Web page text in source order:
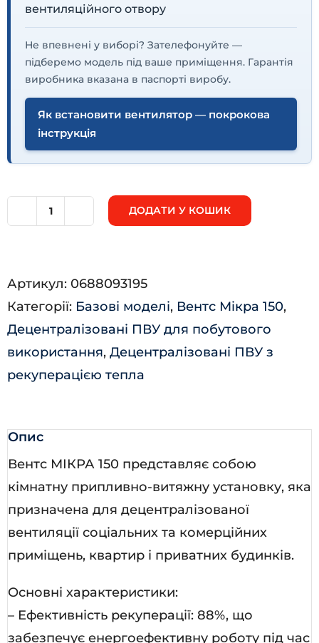
вентиляційного отвору
Не впевнені у виборі? Зателефонуйте —
підберемо модель під ваше приміщення. Гарантія
виробника вказана в паспорті виробу.
Як встановити вентилятор — покрокова
інструкція
ПЕ1
ЕРВ
КП
А6
кількість
ДОДАТИ У КОШИК
Артикул: 0688093195
Категорії: Базові моделі, Вентс Мікра 150,
Децентралізовані ПВУ для побутового
використання, Децентралізовані ПВУ з
рекуперацією тепла
Опис
Вентс МІКРА 150 представляє собою
кімнатну припливно-витяжну установку, яка
призначена для децентралізованої
вентиляції соціальних та комерційних
приміщень, квартир і приватних будинків.
Основні характеристики:
– Ефективність рекуперації: 88%, що
забезпечує енергоефективну роботу під час